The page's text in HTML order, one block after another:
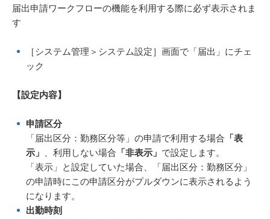
届出申請ワークフローの機能を利用する際に必ず表示されま
す
［システム管理＞システム設定］画面で「届出」にチェ
ック
【設定内容】
申請区分
「届出区分：勤務区分等」の申請で利用する場合 「表
示」
、利用しない場合 「非表示」 で設定します。
「表示」と設定していた場合、「届出区分：勤務区分」
の申請時にこの申請区分がプルダウンに表示されるよう
になります。
出勤時刻